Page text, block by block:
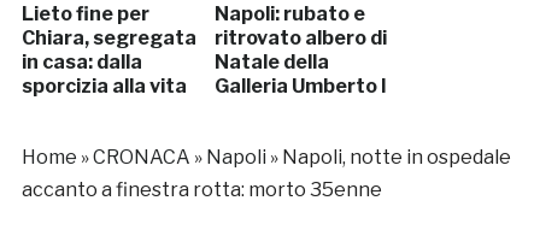
Lieto fine per
Chiara, segregata
in casa: dalla
sporcizia alla vita
Napoli: rubato e
ritrovato albero di
Natale della
Galleria Umberto I
Home »CRONACA » Napoli » Napoli, notte in ospedale
accanto a finestra rotta: morto 35enne